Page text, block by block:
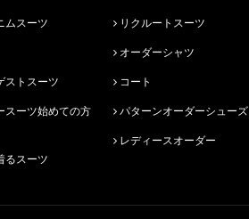
ムスーツ
ストスーツ
るスーツ
リクルートスーツ
オーダーシャツ
コート
パターンオーダーシューズ
レディースオーダー